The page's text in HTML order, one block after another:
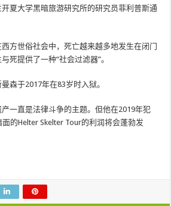
夏大学黑暗旅游研究所的研究员菲利普斯通
方世俗社会中，死亡越来越多地发生在闭门
死提供了一种“社会过滤器”。
森于2017年在83岁时入狱。
一直是法律斗争的主题。但他在2019年犯
的Helter Skelter Tour的利润将会蓬勃发